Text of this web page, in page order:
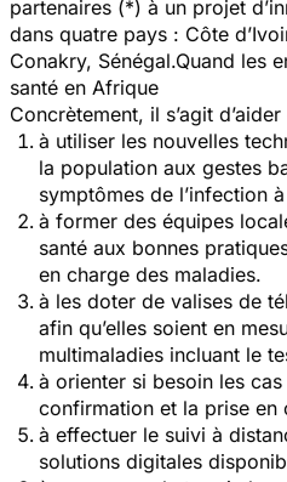
partenaires (*) à un projet
dans quatre pays : Côte
Conakry, Sénégal.​Quand les
santé en Afrique
Concrètement, il s’agit
à utiliser les nouvelles
la population aux gestes
symptômes de l’infection
à former des équipes
santé aux bonnes
en charge des maladies.
à les doter de valises de
afin qu’elles soient en
multimaladies incluant le
à orienter si besoin les
confirmation et la prise en
à effectuer le suivi à
solutions digitales